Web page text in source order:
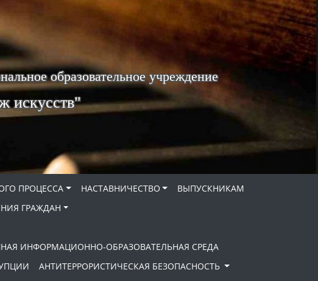
образовательное учреждение
искусств"
ПРОЦЕССА НАСТАВНИЧЕСТВО
ВЫПУСКНИКАМ
ГРАЖДАН
ИНФОРМАЦИОННО-ОБРАЗОВАТЕЛЬНАЯ СРЕДА
АНТИТЕРРОРИСТИЧЕСКАЯ БЕЗОПАСНОСТЬ